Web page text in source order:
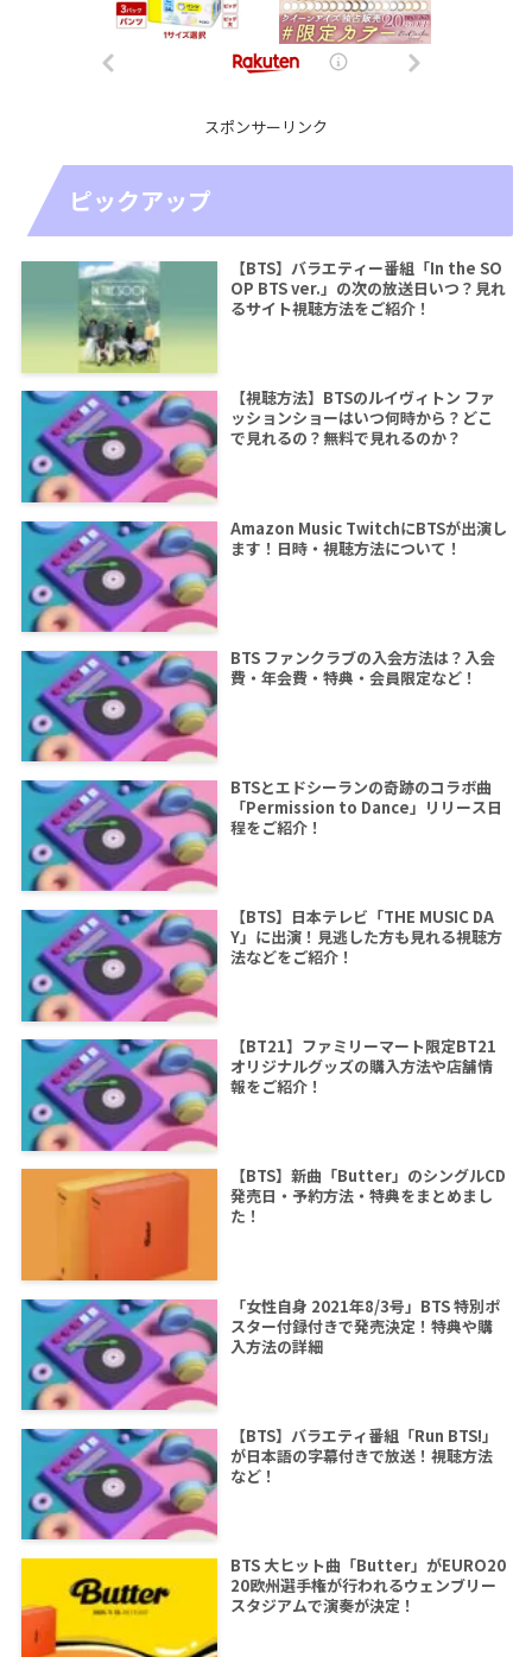
スポンサーリンク
ピックアップ
【BTS】バラエティー番組「In the SO
OP BTS ver.」の次の放送日いつ？見れ
るサイト視聴方法をご紹介！
【視聴方法】BTSのルイヴィトン ファ
ッションショーはいつ何時から？どこ
で見れるの？無料で見れるのか？
Amazon Music TwitchにBTSが出演し
ます！日時・視聴方法について！
BTS ファンクラブの入会方法は？入会
費・年会費・特典・会員限定など！
BTSとエドシーランの奇跡のコラボ曲
「Permission to Dance」リリース日
程をご紹介！
【BTS】日本テレビ「THE MUSIC DA
Y」に出演！見逃した方も見れる視聴方
法などをご紹介！
【BT21】ファミリーマート限定BT21
オリジナルグッズの購入方法や店舗情
報をご紹介！
【BTS】新曲「Butter」のシングルCD
発売日・予約方法・特典をまとめまし
た！
「女性自身 2021年8/3号」BTS 特別ポ
スター付録付きで発売決定！特典や購
入方法の詳細
【BTS】バラエティ番組「Run BTS!」
が日本語の字幕付きで放送！視聴方法
など！
BTS 大ヒット曲「Butter」がEURO20
20欧州選手権が行われるウェンブリー
スタジアムで演奏が決定！